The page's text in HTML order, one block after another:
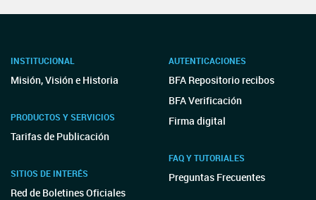
INSTITUCIONAL
Misión, Visión e Historia
PRODUCTOS Y SERVICIOS
Tarifas de Publicación
SITIOS DE INTERÉS
Red de Boletines Oficiales
AUTENTICACIONES
BFA Repositorio recibos
BFA Verificación
Firma digital
FAQ Y TUTORIALES
Preguntas Frecuentes